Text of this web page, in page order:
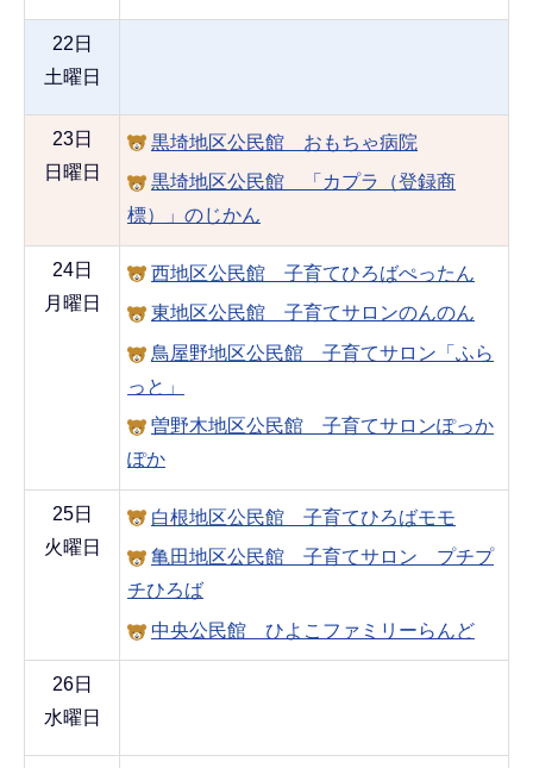
22日
土曜日
23日
日曜日
黒埼地区公民館 おもちゃ病院
黒埼地区公民館 「カプラ（登録商
標）」のじかん
24日
月曜日
西地区公民館 子育てひろばぺったん
東地区公民館 子育てサロンのんのん
鳥屋野地区公民館 子育てサロン「ふら
っと」
曽野木地区公民館 子育てサロンぽっか
ぽか
25日
火曜日
白根地区公民館 子育てひろばモモ
亀田地区公民館 子育てサロン プチプ
チひろば
中央公民館 ひよこファミリーらんど
26日
水曜日